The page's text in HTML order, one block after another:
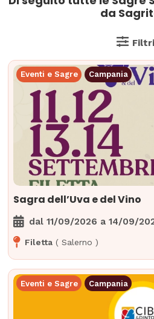
da
Filtri
Eventi e Sagre Campania
Sagra dell’Uva e del Vino
dal11/09/2026 a 14/09/
Filetta (Salerno )
Eventi e Sagre Campania